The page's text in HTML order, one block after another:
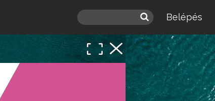
Belépés